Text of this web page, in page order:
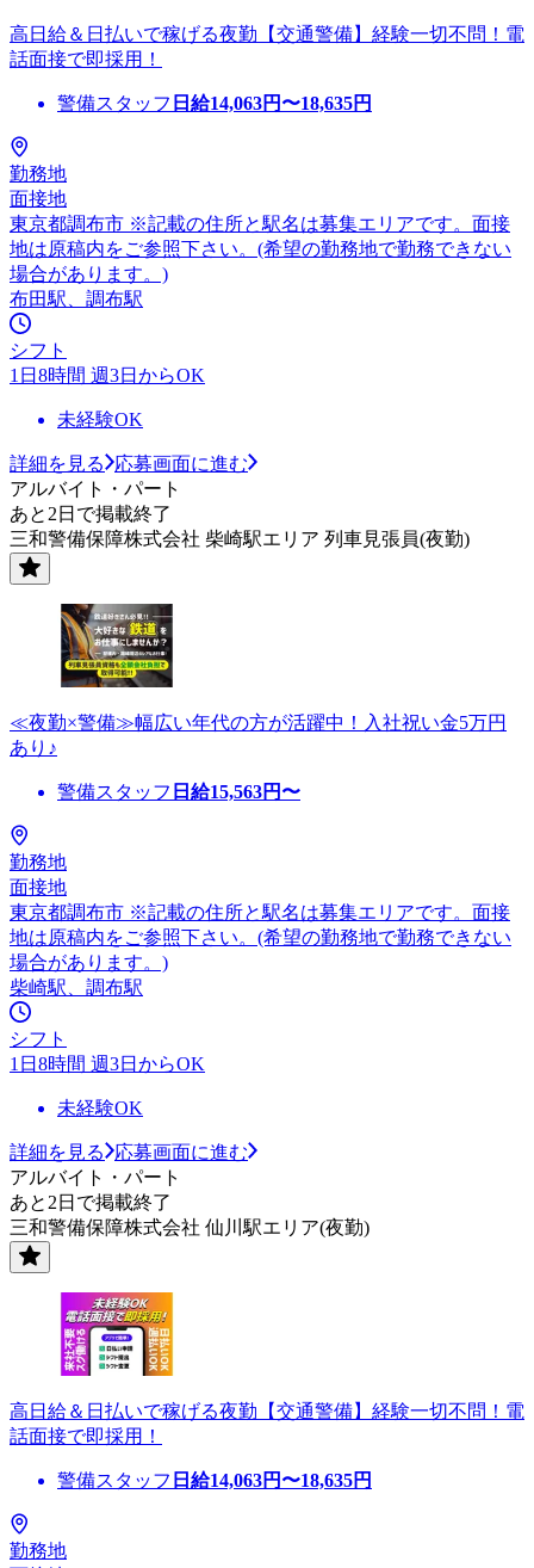
高日給＆日払いで稼げる夜勤【交通警備】経験一切不問！電
話面接で即採用！
警備スタッフ 日給14,063円〜18,635円
勤務地
面接地
東京都調布市 ※記載の住所と駅名は募集エリアです。面接
地は原稿内をご参照下さい。(希望の勤務地で勤務できない
場合があります。)
布田駅、調布駅
シフト
1日8時間 週3日からOK
未経験OK
詳細を見る
応募画面に進む
アルバイト・パート
あと2日で掲載終了
三和警備保障株式会社 柴崎駅エリア 列車見張員(夜勤)
≪夜勤×警備≫幅広い年代の方が活躍中！入社祝い金5万円
あり♪
警備スタッフ 日給15,563円〜
勤務地
面接地
東京都調布市 ※記載の住所と駅名は募集エリアです。面接
地は原稿内をご参照下さい。(希望の勤務地で勤務できない
場合があります。)
柴崎駅、調布駅
シフト
1日8時間 週3日からOK
未経験OK
詳細を見る
応募画面に進む
アルバイト・パート
あと2日で掲載終了
三和警備保障株式会社 仙川駅エリア(夜勤)
高日給＆日払いで稼げる夜勤【交通警備】経験一切不問！電
話面接で即採用！
警備スタッフ 日給14,063円〜18,635円
勤務地